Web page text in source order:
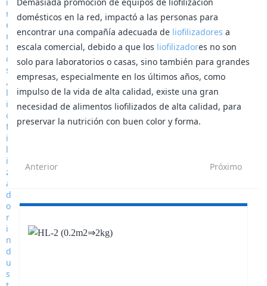
Demasiada promoción de equipos de liofilización
domésticos en la red, impactó a las personas para
encontrar una compañía adecuada de liofilizadores a
escala comercial, debido a que los liofilizadores no son
solo para laboratorios o casas, sino también para grandes
empresas, especialmente en los últimos años, como
impulso de la vida de alta calidad, existe una gran
necesidad de alimentos liofilizados de alta calidad, para
preservar la nutrición con buen color y forma.
Anterior Próximo